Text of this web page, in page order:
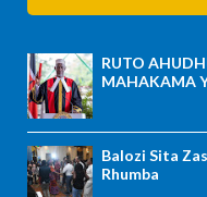
RUTO
MAHAKAMA
Balozi Sita
Rhumba